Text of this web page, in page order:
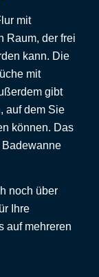
mit
Raum, der frei
kann. Die
mit
gibt
auf dem Sie
können. Das
noch über
Ihre
auf mehreren